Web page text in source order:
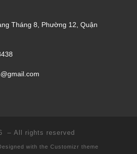
Tháng 8, Phường 12, Quận
– All rights reserved
with the Customizr theme